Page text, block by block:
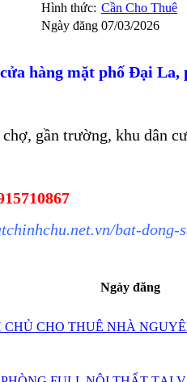
Hình thức: Cần Cho Thuê
Ngày đăng 07/03/2026
hàng mặt phố Đại
gần trường, khu dân
bat-
Ngày đăng